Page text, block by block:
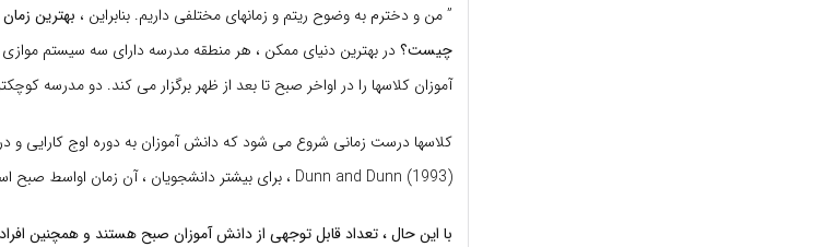
” من و دخترم به وضوح ریتم و زمانهای مختلفی داریم. بنابراین ، بهترین
چیست؟ در بهترین دنیای ممکن ، هر منطقه مدرسه دارای سه سیستم
آموزان کلاسها را در اواخر صبح تا بعد از ظهر برگزار می کند. دو مدرسه
کلاسها درست زمانی شروع می شود که دانش آموزان به دوره اوج کارایی
Dunn and Dunn (1993) ، برای بیشتر دانشجویان ، آن زمان اواسط صبح است – حدود ساعت 11 صبح.
با این حال ، تعداد قابل توجهی از دانش آموزان صبح هستند و همچنین